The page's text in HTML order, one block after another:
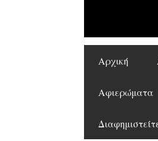
Αρχική
Αφιερώματα